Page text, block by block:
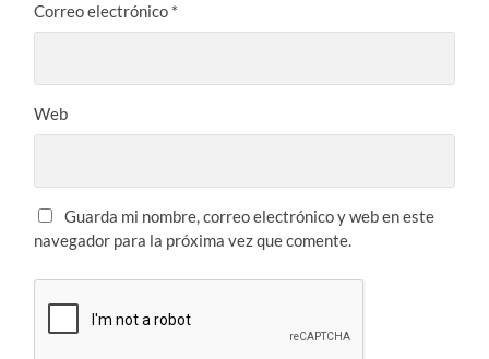
Correo electrónico *
Web
Guarda mi nombre, correo electrónico y web en este
navegador para la próxima vez que comente.